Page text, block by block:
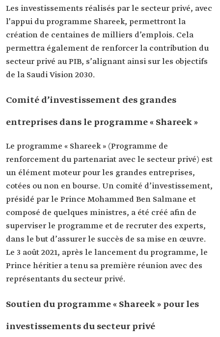
Les investissements réalisés par le secteur privé, avec
l’appui du programme Shareek, permettront la
création de centaines de milliers d’emplois. Cela
permettra également de renforcer la contribution du
secteur privé au PIB, s’alignant ainsi sur les objectifs
de la Saudi Vision 2030.
Comité d’investissement des grandes
entreprises dans le programme « Shareek »
Le programme « Shareek » (Programme de
renforcement du partenariat avec le secteur privé) est
un élément moteur pour les grandes entreprises,
cotées ou non en bourse. Un comité d’investissement,
présidé par le Prince Mohammed Ben Salmane et
composé de quelques ministres, a été créé afin de
superviser le programme et de recruter des experts,
dans le but d’assurer le succès de sa mise en œuvre.
Le 3 août 2021, après le lancement du programme, le
Prince héritier a tenu sa première réunion avec des
représentants du secteur privé.
Soutien du programme « Shareek » pour les
investissements du secteur privé